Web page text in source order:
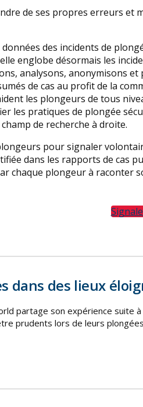
de ses propres erreurs et
des incidents de
englobe désormais les
analysons, anonymisons
de cas au profit de la
les plongeurs de tous
les pratiques de plongée
de recherche à droite.
pour signaler
dans les rapports de cas
chaque plongeur à raconter
dans des lieux
partage son expérience suite
prudents lors de leurs